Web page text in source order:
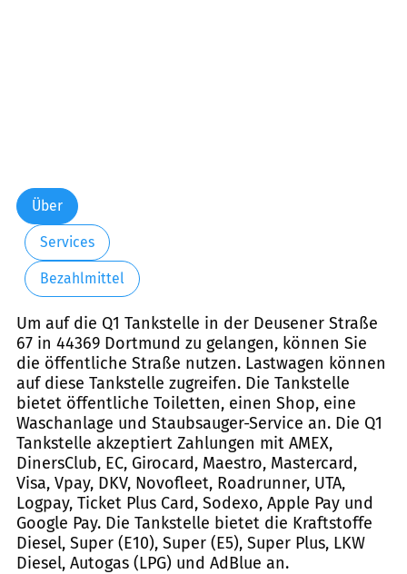
Über
Services
Bezahlmittel
Um auf die Q1 Tankstelle in der Deusener Straße
67 in 44369 Dortmund zu gelangen, können Sie
die öffentliche Straße nutzen. Lastwagen können
auf diese Tankstelle zugreifen. Die Tankstelle
bietet öffentliche Toiletten, einen Shop, eine
Waschanlage und Staubsauger-Service an. Die Q1
Tankstelle akzeptiert Zahlungen mit AMEX,
DinersClub, EC, Girocard, Maestro, Mastercard,
Visa, Vpay, DKV, Novofleet, Roadrunner, UTA,
Logpay, Ticket Plus Card, Sodexo, Apple Pay und
Google Pay. Die Tankstelle bietet die Kraftstoffe
Diesel, Super (E10), Super (E5), Super Plus, LKW
Diesel, Autogas (LPG) und AdBlue an.